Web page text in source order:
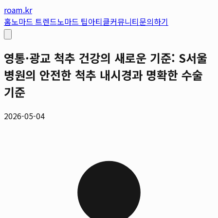
roam.kr
홈노마드 트렌드노마드 팁아티클커뮤니티문의하기
영통·광교 척추 건강의 새로운 기준: S서울
병원의 안전한 척추 내시경과 명확한 수술
기준
2026-05-04